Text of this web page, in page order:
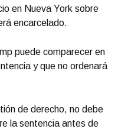
en Nueva York sobre
encarcelado.
puede comparecer en
y que no ordenará
de derecho, no debe
la sentencia antes de